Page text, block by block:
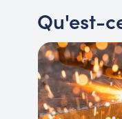
Qu'est-